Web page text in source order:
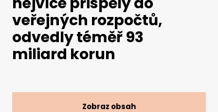
Mezinárodní spolupráce
Kontakty
veřejných rozpočtů,
odvedly téměř 93
miliard korun
Zobraz obsah